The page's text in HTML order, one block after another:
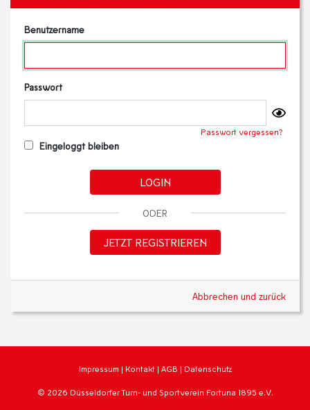
Benutzername
Passwort
Passwort vergessen?
Eingeloggt bleiben
LOGIN
ODER
JETZT REGISTRIEREN
Abbrechen und zurück
Impressum | Kontakt | AGB | Datenschutz
© 2026 Düsseldorfer Turn- und Sportverein Fortuna 1895 e.V.